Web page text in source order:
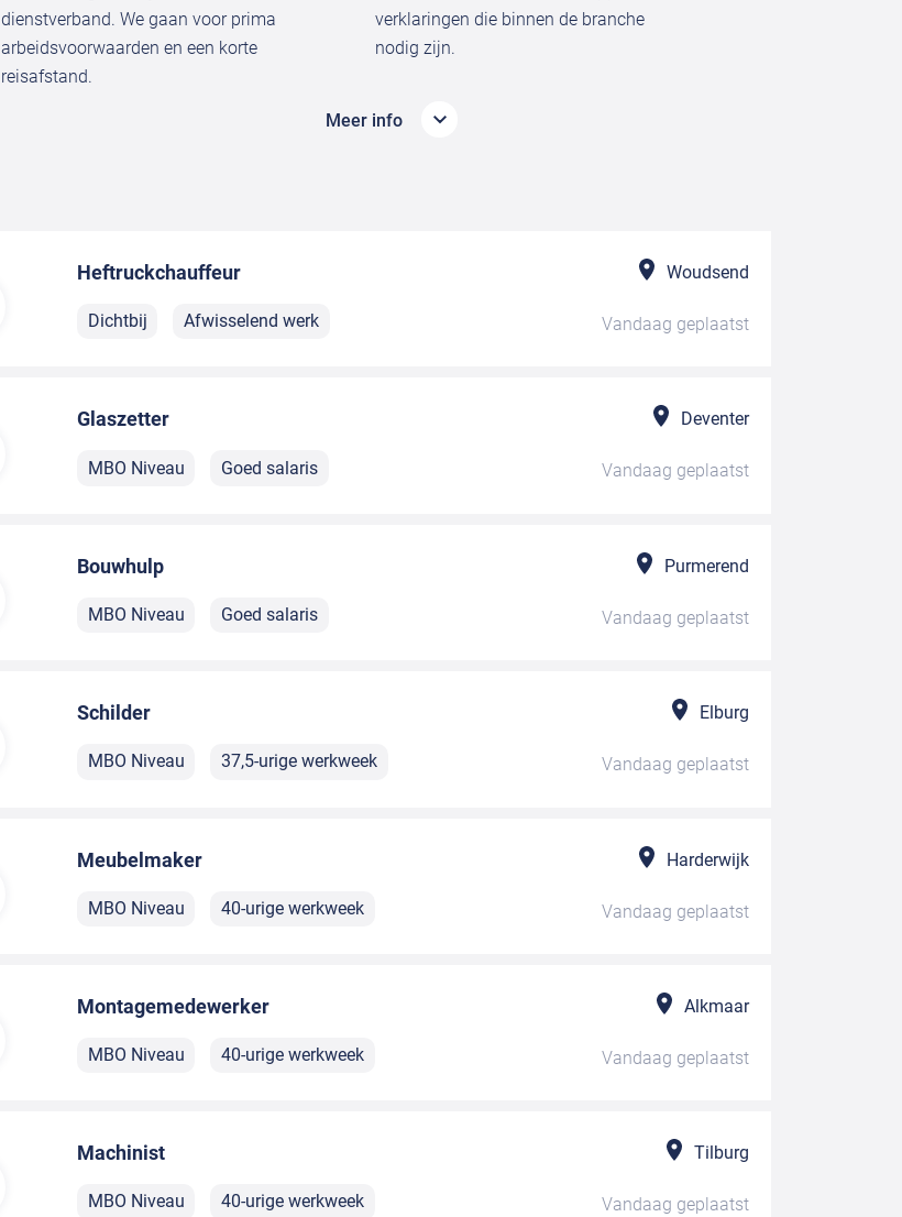
dienstverband. We gaan voor prima
arbeidsvoorwaarden en een korte
reisafstand.
verklaringen die binnen de branche
nodig zijn.
Meer info
Heftruckchauffeur Woudsend
Dichtbij Afwisselend werk Vandaag geplaatst
Glaszetter Deventer
MBO Niveau Goed salaris Vandaag geplaatst
Bouwhulp Purmerend
MBO Niveau Goed salaris Vandaag geplaatst
Schilder Elburg
MBO Niveau 37,5-urige werkweek Vandaag geplaatst
Meubelmaker Harderwijk
MBO Niveau 40-urige werkweek Vandaag geplaatst
Montagemedewerker Alkmaar
MBO Niveau 40-urige werkweek Vandaag geplaatst
Machinist Tilburg
MBO Niveau 40-urige werkweek Vandaag geplaatst